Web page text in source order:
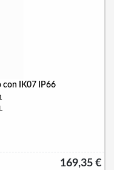
con IK07 IP66
169,35 €